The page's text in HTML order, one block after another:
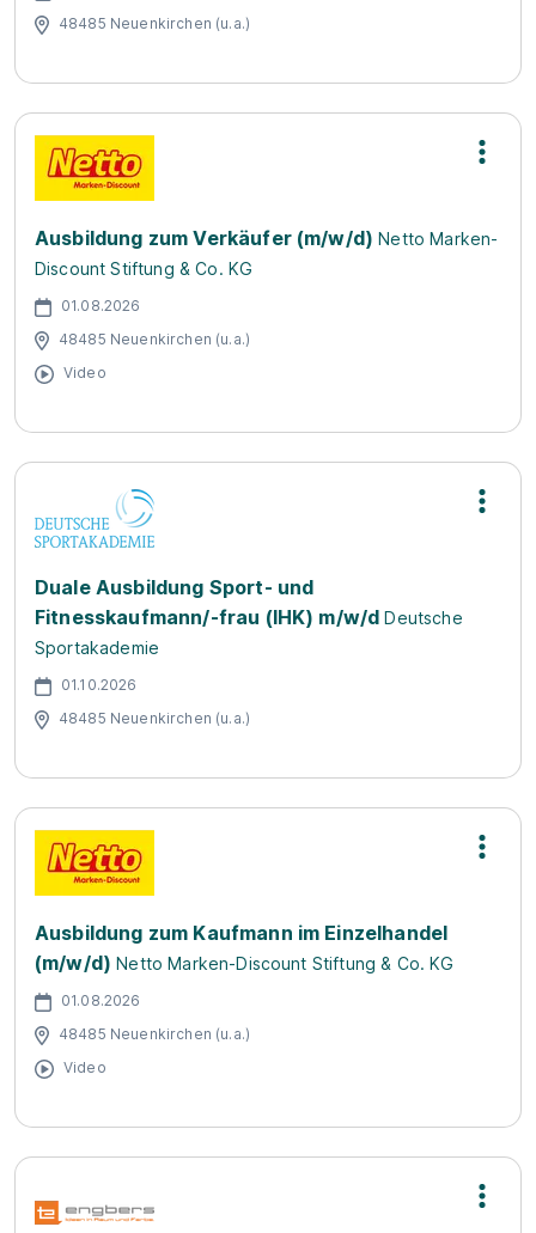
48485 Neuenkirchen (u.a.)
Ausbildung zum Verkäufer (m/w/d) Netto Marken-
Discount Stiftung & Co. KG
01.08.2026
48485 Neuenkirchen (u.a.)
Video
Duale Ausbildung Sport- und
Fitnesskaufmann/-frau (IHK) m/w/d Deutsche
Sportakademie
01.10.2026
48485 Neuenkirchen (u.a.)
Ausbildung zum Kaufmann im Einzelhandel
(m/w/d) Netto Marken-Discount Stiftung & Co. KG
01.08.2026
48485 Neuenkirchen (u.a.)
Video